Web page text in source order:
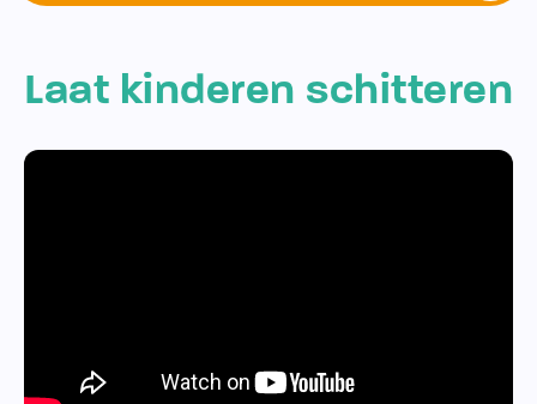
Laat kinderen schitteren